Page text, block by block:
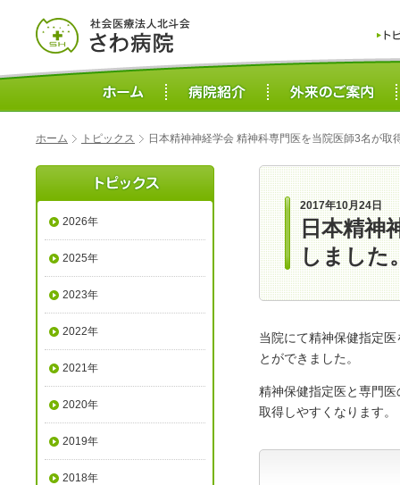
ホーム トピックス 日本精神神経学会 精神科専門医を当院医師3名が取
2017年10月24日
日本精神
しました
当院にて精神保健指定
とができました。
精神保健指定医と専門
取得しやすくなります。
2026年
2025年
2023年
2022年
2021年
2020年
2019年
2018年